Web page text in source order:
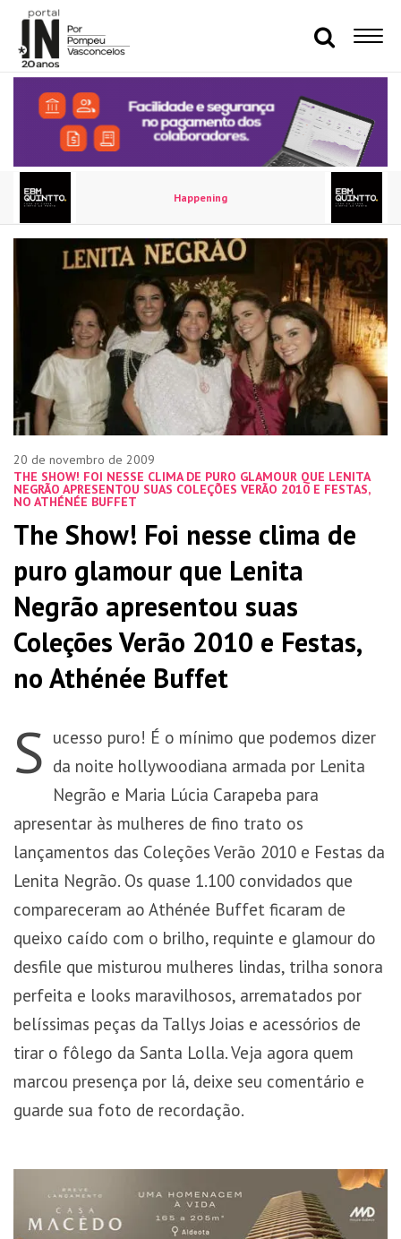
Happening
THE SHOW! FOI NESSE CLIMA DE PURO GLAMOUR QUE LENITA
NEGRÃO APRESENTOU SUAS COLEÇÕES VERÃO 2010 E FESTAS,
NO ATHÉNÉE BUFFET
20 de novembro de 2009
The Show! Foi nesse clima de
puro glamour que Lenita
Negrão apresentou suas
Coleções Verão 2010 e Festas,
no Athénée Buffet
S ucesso puro! É o mínimo que podemos dizer
da noite hollywoodiana armada por Lenita
Negrão e Maria Lúcia Carapeba para
apresentar às mulheres de fino trato os
lançamentos das Coleções Verão 2010 e Festas da
Lenita Negrão. Os quase 1.100 convidados que
compareceram ao Athénée Buffet ficaram de
queixo caído com o brilho, requinte e glamour do
desfile que misturou mulheres lindas, trilha sonora
perfeita e looks maravilhosos, arrematados por
belíssimas peças da Tallys Joias e acessórios de
tirar o fôlego da Santa Lolla. Veja agora quem
marcou presença por lá, deixe seu comentário e
guarde sua foto de recordação.